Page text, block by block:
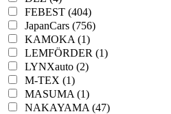
FEBEST (404)
JapanCars (756)
KAMOKA (1)
LEMFÖRDER (1)
LYNXauto (2)
M-TEX (1)
MASUMA (1)
NAKAYAMA (47)